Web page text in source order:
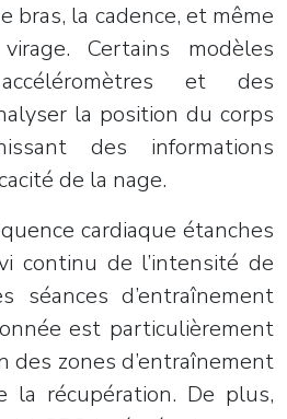
bras, la cadence, et même
Certains modèles
et des
la position du corps
des informations
de la nage.
cardiaque étanches
continu de l’intensité de
séances d’entraînement
est particulièrement
des zones d’entraînement
la récupération. De plus,